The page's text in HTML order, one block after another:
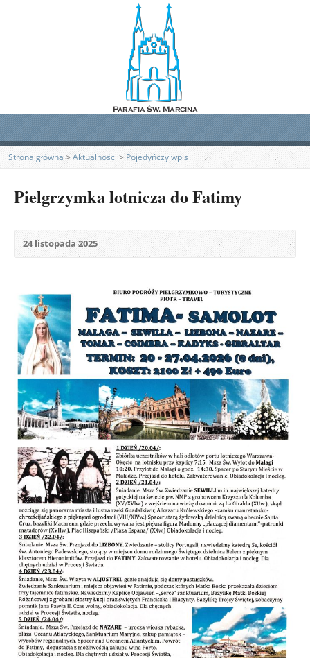
Strona główna> Aktualności > Pojedyńczy wpis
Pielgrzymka lotnicza do Fatimy
24 listopada 2025